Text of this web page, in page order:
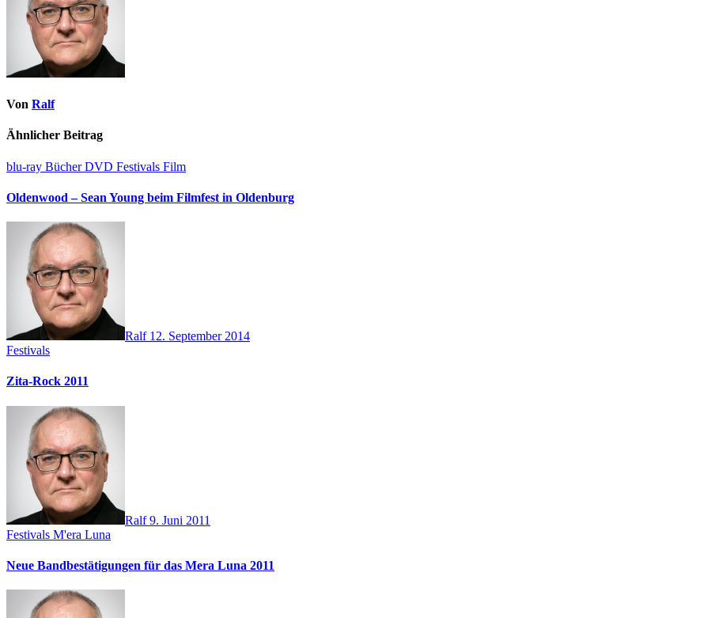
Von Ralf
Ähnlicher Beitrag
blu-ray BücherDVD Festivals Film
Oldenwood – Sean Young beim Filmfest in Oldenburg
Ralf 12. September 2014
Festivals
Zita-Rock 2011
Ralf9. Juni 2011
Festivals M'era Luna
Neue Bandbestätigungen für das Mera Luna 2011